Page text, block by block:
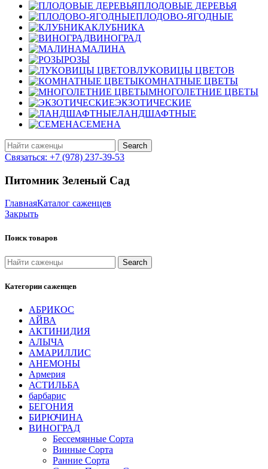
ПЛОДОВЫЕ ДЕРЕВЬЯ
ПЛОДОВО-ЯГОДНЫЕ
КЛУБНИКА
ВИНОГРАД
МАЛИНА
РОЗЫ
ЛУКОВИЦЫ ЦВЕТОВ
КОМНАТНЫЕ ЦВЕТЫ
МНОГОЛЕТНИЕ ЦВЕТЫ
ЭКЗОТИЧЕСКИЕ
ЛАНДШАФТНЫЕ
СЕМЕНА
Search
Связаться: +7 (978) 237-39-53
Питомник Зеленый Сад
ГлавнаяКаталог саженцев
Закрыть
Поиск товаров
Search
Категории саженцев
АБРИКОС
АЙВА
АКТИНИДИЯ
АЛЫЧА
АМАРИЛЛИС
АНЕМОНЫ
Армерия
АСТИЛЬБА
барбарис
БЕГОНИЯ
БИРЮЧИНА
ВИНОГРАД
Бессемянные Сорта
Винные Сорта
Ранние Сорта